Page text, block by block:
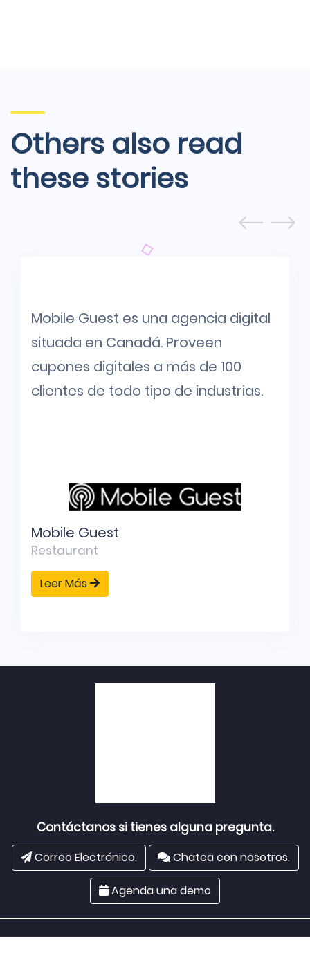
Others also read
these stories
Mobile Guest es una agencia digital
situada en Canadá. Proveen
cupones digitales a más de 100
clientes de todo tipo de industrias.
Mobile Guest
Restaurant
Leer Más
Contáctanos si tienes alguna pregunta.
Correo Electrónico. Chatea con nosotros.
Agenda una demo